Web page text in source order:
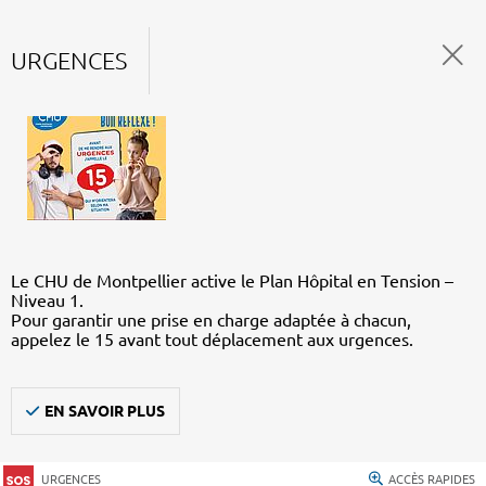
URGENCES
Le CHU de Montpellier active le Plan Hôpital en Tension –
Niveau 1.
Pour garantir une prise en charge adaptée à chacun,
appelez le 15 avant tout déplacement aux urgences.
EN SAVOIR PLUS
URGENCES ACCÈS RAPIDES